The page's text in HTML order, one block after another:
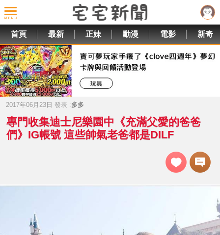
首頁 最新 正妹 動漫 電影 新奇
2017年06月23日 發表 :多多
專門收集迪士尼樂園中《充滿父愛的爸爸
們》IG帳號 這些帥氣老爸都是DILF